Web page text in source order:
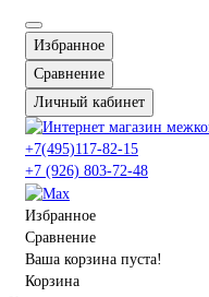
Избранное
Сравнение
Личный кабинет
+7(495)117-82-15
+7 (926) 803-72-48
Избранное
Сравнение
Ваша корзина пуста!
Корзина